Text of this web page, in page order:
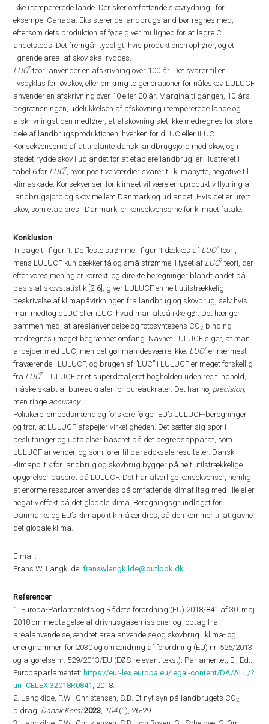
ikke i tempererede lande. Der sker omfattende skovrydning i for
eksempel Canada. Eksisterende landbrugsland bør regnes med,
eftersom dets produktion af føde giver mulighed for at lagre C
andetsteds. Det fremgår tydeligt, hvis produktionen ophører, og et
lignende areal af skov skal ryddes.
LUC7teori anvender en afskrivning over 100 år. Det svarer til en
livscyklus for løvskov, eller omkring to generationer for nåleskov. LULUCF
anvender en afskrivning over 10 eller 20 år. Marginaltilgangen, 10-års
begrænsningen, udelukkelsen af afskovning i tempererede lande og
afskrivningstiden medfører, at afskovning slet ikke medregnes for store
dele af landbrugsproduktionen, hverken for dLUC eller iLUC.
Konsekvenserne af at tilplante dansk landbrugsjord med skov, og i
stedet rydde skov i udlandet for at etablere landbrug, er illustreret i
tabel 6 for LUC7, hvor positive værdier svarer til klimanytte, negative til
klimaskade. Konsekvensen for klimaet vil være en uproduktiv flytning af
landbrugsjord og skov mellem Danmark og udlandet. Hvis det er urørt
skov, som etableres i Danmark, er konsekvenserne for klimaet fatale.
Konklusion
Tilbage til figur 1. De fleste strømme i figur 1 dækkes af LUC7teori,
mens LULUCF kun dækker få og små strømme. I lyset af LUC7teori, der
efter vores mening er korrekt, og direkte beregninger blandt andet på
basis af skovstatistik [2-6], giver LULUCF en helt utilstrækkelig
beskrivelse af klimapåvirkningen fra landbrug og skovbrug, selv hvis
man medtog dLUC eller iLUC, hvad man altså ikke gør. Det hænger
sammen med, at arealanvendelse og fotosyntesens CO2-binding
medregnes i meget begrænset omfang. Navnet LULUCF siger, at man
arbejder med LUC, men det gør man desværre ikke. LUC7 er nærmest
fraværende i LULUCF, og brugen af ”LUC” i LULUCF er meget forskellig
fra LUC7. LULUCF er et superdetaljeret bogholderi uden reelt indhold,
måske skabt af bureaukrater for bureaukrater. Det har høj precision,
men ringe accuracy.
Politikere, embedsmænd og forskere følger EU’s LULUCF-beregninger
og tror, at LULUCF afspejler virkeligheden. Det sætter sig spor i
beslutninger og udtalelser baseret på det begrebsapparat, som
LULUCF anvender, og som fører til paradoksale resultater. Dansk
klimapolitik for landbrug og skovbrug bygger på helt utilstrækkelige
opgørelser baseret på LULUCF. Det har alvorlige konsekvenser, nemlig
at enorme ressourcer anvendes på omfattende klimatiltag med lille eller
negativ effekt på det globale klima. Beregningsgrundlaget for
Danmarks og EU’s klimapolitik må ændres, så den kommer til at gavne
det globale klima.
E-mail:
Frans W. Langkilde:franswlangkilde@outlook.dk
Referencer
1. Europa-Parlamentets og Rådets forordning (EU) 2018/841 af 30. maj
2018 om medtagelse af drivhusgasemissioner og -optag fra
arealanvendelse, ændret arealanvendelse og skovbrug i klima- og
energirammen for 2030 og om ændring af forordning (EU) nr. 525/2013
og afgørelse nr. 529/2013/EU (EØS-relevant tekst). Parlamentet, E., Ed.;
Europaparlamentet: https://eur-lex.europa.eu/legal-content/DA/ALL/?
uri=CELEX:32018R0841 , 2018.
2. Langkilde, F.W.; Christensen, S.B. Et nyt syn på landbrugets CO2-
bidrag. Dansk Kemi2023, 104(1), 26-29.